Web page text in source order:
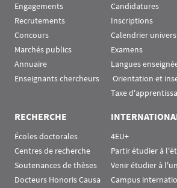
Engagements
Recrutements
Concours
Marchés publics
Annuaire
Enseignants chercheurs
Candidatures
Inscriptions
Calendrier
Examens
Langues
Orientation et
Taxe
RECHERCHE
Écoles doctorales
Centres de recherche
Soutenances de thèses
Docteurs Honoris Causa
4EU+
Partir étudier à
Venir étudier à
Campus